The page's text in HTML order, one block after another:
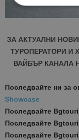
ЗА АКТУАЛНИ
ТУРОПЕРАТОРИ И
ВАЙБЪР КАНАЛА
Последвайте ни за
Showcase
Последвайте
Последвайте
Последвайте
основната
правилно
Име